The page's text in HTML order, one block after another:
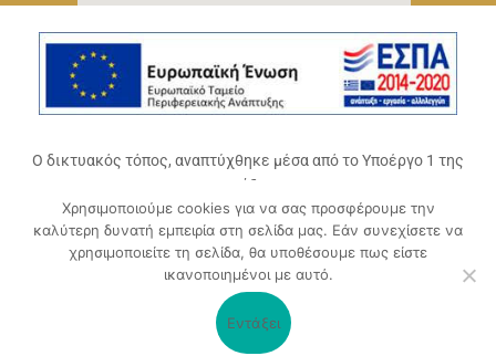
Ο δικτυακός τόπος, αναπτύχθηκε μέσα από το Υποέργο 1 της
πράξης
«Ψηφιακό Οικοσύστημα Επιχειρηματικότητας του
Επιμελητηρίου Αχαΐας» (ΟΠΣ 5045300),
Επιχειρησιακό Πρόγραμμα «Δυτική Ελλάδα 2014-2020».
Συγχρηματοδοτείται από την Ευρωπαϊκή Ένωση (Ευρωπαϊκό
Ταμείο Περιφερειακής Ανάπτυξης ΕΤΠΑ) και από εθνικούς
πόρους μέσω του ΠΔΕ.
Χρησιμοποιούμε cookies για να σας προσφέρουμε την
καλύτερη δυνατή εμπειρία στη σελίδα μας. Εάν συνεχίσετε να
χρησιμοποιείτε τη σελίδα, θα υποθέσουμε πως είστε
ικανοποιημένοι με αυτό.
Εντάξει